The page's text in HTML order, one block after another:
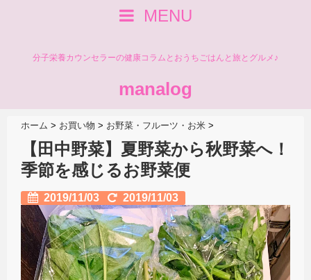
MENU
分子栄養カウンセラーの健康コラムとおうちごはんと旅とグルメ♪
manalog
ホーム > お買い物 > お野菜・フルーツ・お米 >
【田中野菜】夏野菜から秋野菜へ！
季節を感じるお野菜便
2019/11/03 2019/11/03